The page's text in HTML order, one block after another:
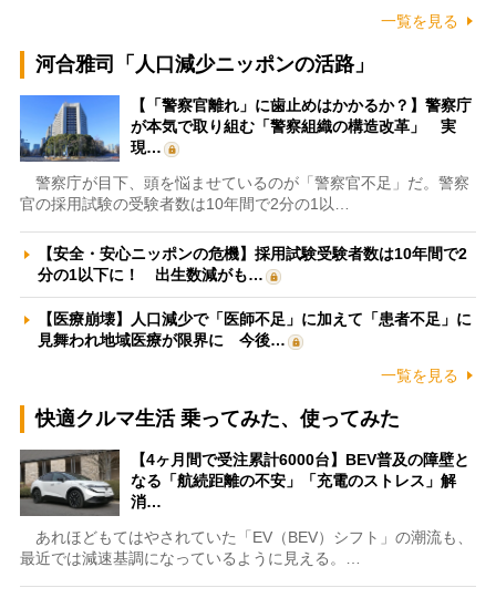
一覧を見る
河合雅司「人口減少ニッポンの活路」
【「警察官離れ」に歯止めはかかるか？】警察庁
が本気で取り組む「警察組織の構造改革」 実
現…
警察庁が目下、頭を悩ませているのが「警察官不足」だ。警察
官の採用試験の受験者数は10年間で2分の1以…
【安全・安心ニッポンの危機】採用試験受験者数は10年間で2
分の1以下に！ 出生数減がも…
【医療崩壊】人口減少で「医師不足」に加えて「患者不足」に
見舞われ地域医療が限界に 今後…
一覧を見る
快適クルマ生活 乗ってみた、使ってみた
【4ヶ月間で受注累計6000台】BEV普及の障壁と
なる「航続距離の不安」「充電のストレス」解
消…
あれほどもてはやされていた「EV（BEV）シフト」の潮流も、
最近では減速基調になっているように見える。…